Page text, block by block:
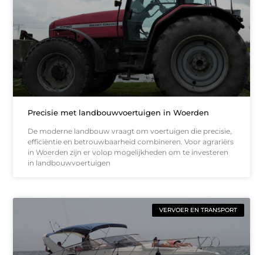
Precisie met landbouwvoertuigen in Woerden
De moderne landbouw vraagt om voertuigen die precisie,
efficiëntie en betrouwbaarheid combineren. Voor agrariërs
in Woerden zijn er volop mogelijkheden om te investeren
in landbouwvoertuigen
VERVOER EN TRANSPORT